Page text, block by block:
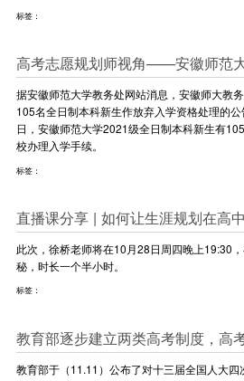
标签：
据安徽师范大学教务处网站消息，安徽师大教
105名全日制本科新生作放弃入学资格处理的
日，安徽师范大学2021级全日制本科新生有
校办理入学手续。
标签：
此次，徐桥老师将在10月28日周四晚上19:30
秘，时长一个半小时。
标签：
教育部于（11.11）公布了对十三届全国人大四